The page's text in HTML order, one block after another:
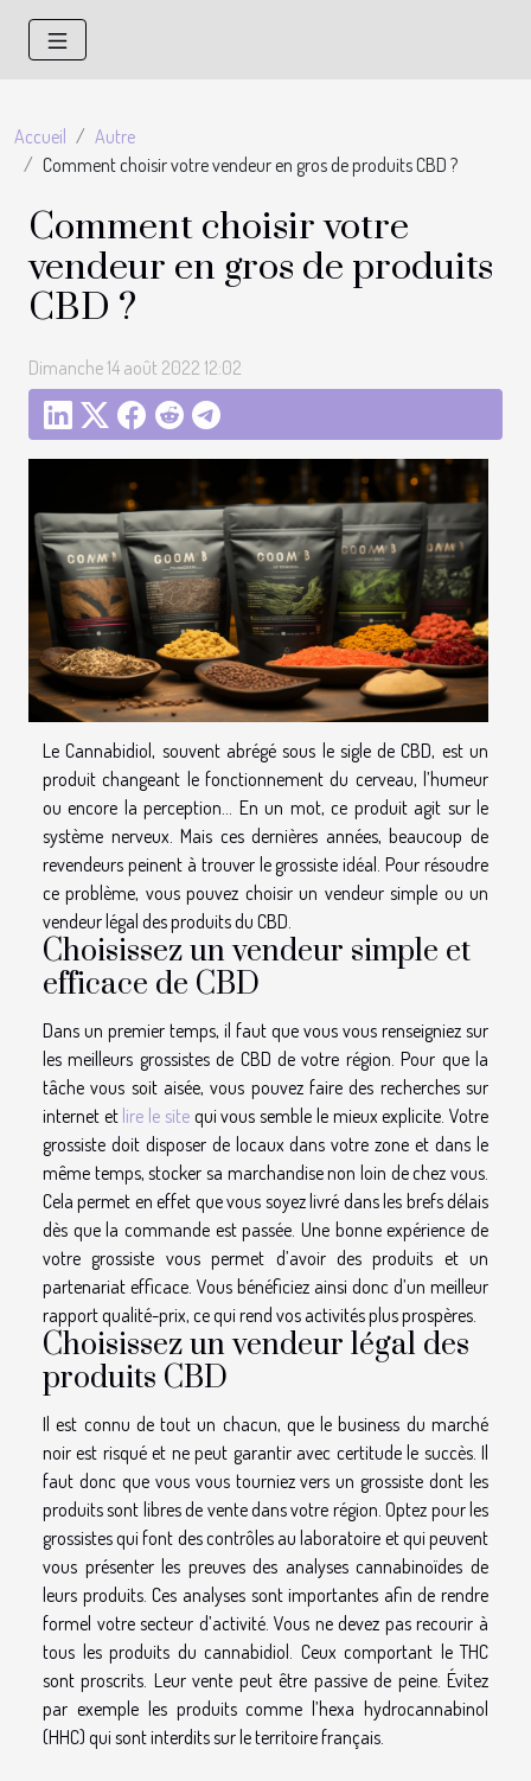
Accueil
Autre
Comment choisir votre vendeur en gros de produits CBD ?
Comment choisir votre
vendeur en gros de produits
CBD ?
Dimanche 14 août 2022 12:02
Le Cannabidiol, souvent abrégé sous le sigle de CBD, est un
produit changeant le fonctionnement du cerveau, l’humeur
ou encore la perception… En un mot, ce produit agit sur le
système nerveux. Mais ces dernières années, beaucoup de
revendeurs peinent à trouver le grossiste idéal. Pour résoudre
ce problème, vous pouvez choisir un vendeur simple ou un
vendeur légal des produits du CBD.
Choisissez un vendeur simple et
efficace de CBD
Dans un premier temps, il faut que vous vous renseigniez sur
les meilleurs grossistes de CBD de votre région. Pour que la
tâche vous soit aisée, vous pouvez faire des recherches sur
internet et lire le sitequi vous semble le mieux explicite. Votre
grossiste doit disposer de locaux dans votre zone et dans le
même temps, stocker sa marchandise non loin de chez vous.
Cela permet en effet que vous soyez livré dans les brefs délais
dès que la commande est passée. Une bonne expérience de
votre grossiste vous permet d’avoir des produits et un
partenariat efficace. Vous bénéficiez ainsi donc d’un meilleur
rapport qualité-prix, ce qui rend vos activités plus prospères.
Choisissez un vendeur légal des
produits CBD
Il est connu de tout un chacun, que le business du marché
noir est risqué et ne peut garantir avec certitude le succès. Il
faut donc que vous vous tourniez vers un grossiste dont les
produits sont libres de vente dans votre région. Optez pour les
grossistes qui font des contrôles au laboratoire et qui peuvent
vous présenter les preuves des analyses cannabinoïdes de
leurs produits. Ces analyses sont importantes afin de rendre
formel votre secteur d’activité. Vous ne devez pas recourir à
tous les produits du cannabidiol. Ceux comportant le THC
sont proscrits. Leur vente peut être passive de peine. Évitez
par exemple les produits comme l’hexa hydrocannabinol
(HHC) qui sont interdits sur le territoire français.